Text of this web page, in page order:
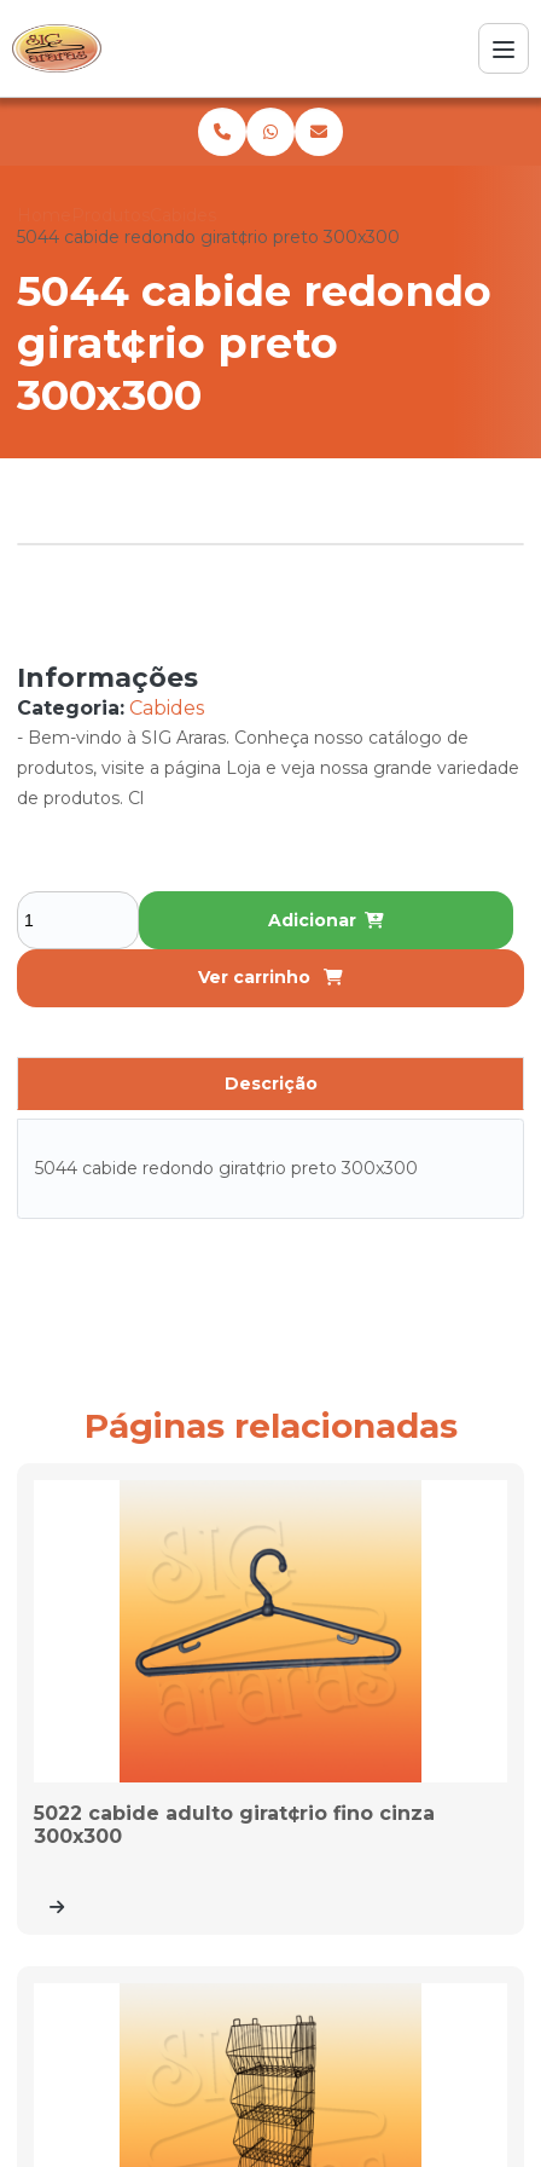
5044 cabide redondo girat¢rio preto 300x300
5044 cabide redondo
girat¢rio preto
300x300
Informações
Categoria: Cabides
- Bem-vindo à SIG Araras. Conheça nosso catálogo de
produtos, visite a página Loja e veja nossa grande variedade
de produtos. Cl
Adicionar
Ver carrinho
Descrição
5044 cabide redondo girat¢rio preto 300x300
Páginas relacionadas
5022 cabide adulto girat¢rio fino cinza
300x300